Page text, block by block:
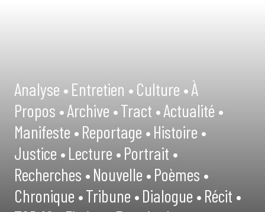
Analyse •Entretien •Culture •À
Propos •Archive •Tract •Actualité •
Manifeste •Reportage •Histoire •
Justice •Lecture •Portrait •
Recherches •Nouvelle •Poèmes •
Chronique •Tribune •Dialogue •Récit •